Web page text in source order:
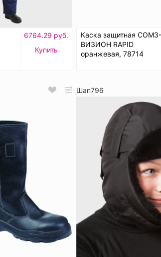
6764.29 руб.
Купить
Каска защитная
ВИЗИОН RAPID
оранжевая, 78714
Шап796